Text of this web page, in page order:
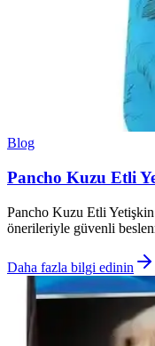
Blog
Pancho Kuzu Etli
Pancho Kuzu Etli Yetişkin
önerileriyle güvenli
Daha fazla bilgi edinin